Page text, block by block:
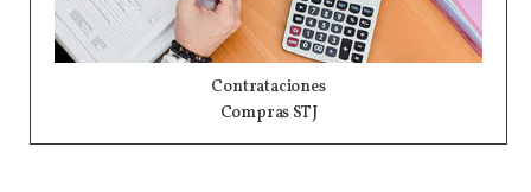
Contrataciones
Compras STJ